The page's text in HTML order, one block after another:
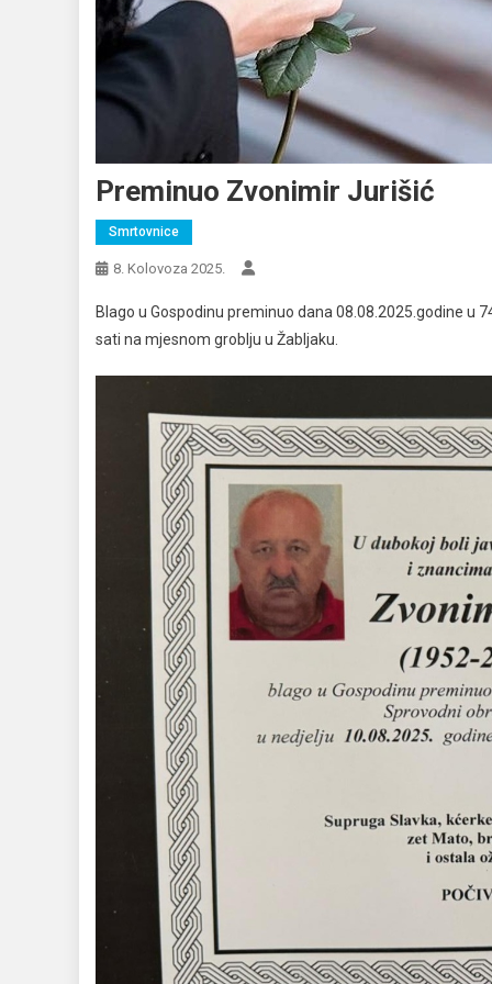
Preminuo Zvonimir Jurišić
Smrtovnice
8. Kolovoza 2025.
Blago u Gospodinu preminuo dana 08.08.2025.godine u
sati na mjesnom groblju u Žabljaku.